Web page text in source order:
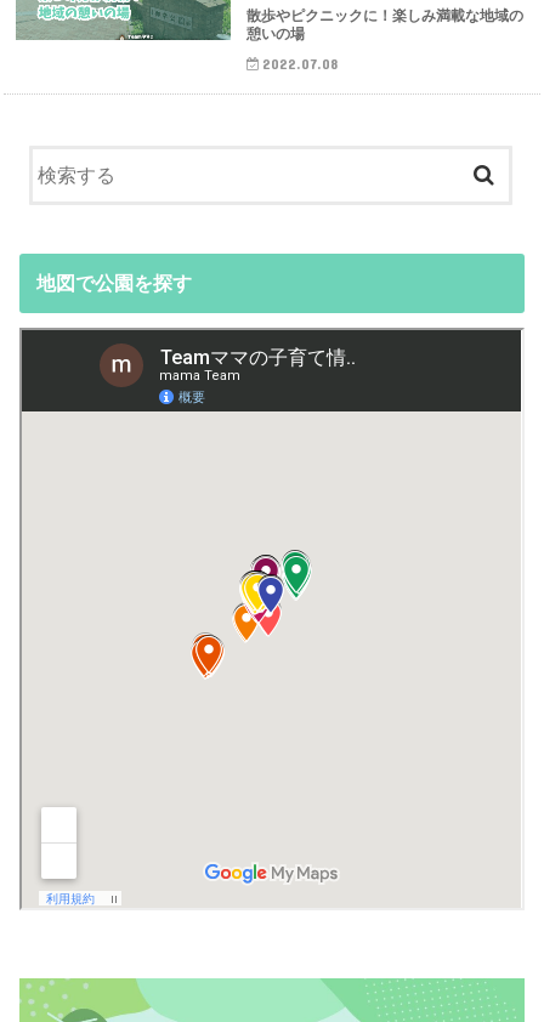
散歩やピクニックに！楽しみ満載な地域の
憩いの場
2022.07.08
地図で公園を探す